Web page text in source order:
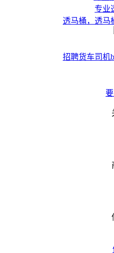
专业
透马桶，透马
招聘货车司机